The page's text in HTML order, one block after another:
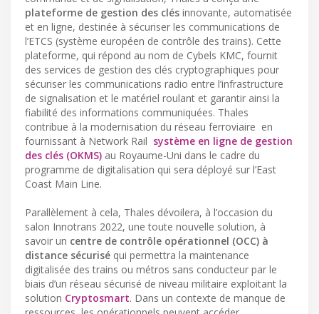
plateforme de gestion des clés innovante, automatisée
et en ligne, destinée à sécuriser les communications de
l’ETCS (système européen de contrôle des trains). Cette
plateforme, qui répond au nom de Cybels KMC, fournit
des services de gestion des clés cryptographiques pour
sécuriser les communications radio entre l’infrastructure
de signalisation et le matériel roulant et garantir ainsi la
fiabilité des informations communiquées. Thales
contribue à la modernisation du réseau ferroviaire ​ en
fournissant à Network Rail ​ système en ligne de gestion
des clés (OKMS) au Royaume-Uni dans le cadre du
programme de digitalisation qui sera déployé sur l’East
Coast Main Line.
Parallèlement à cela, Thales dévoilera, à l’occasion du
salon Innotrans 2022, une toute nouvelle solution, à
savoir un centre de contrôle opérationnel (OCC) à
distance sécurisé qui permettra la maintenance
digitalisée des trains ou métros sans conducteur par le
biais d’un réseau sécurisé de niveau militaire exploitant la
solution Cryptosmart. Dans un contexte de manque de